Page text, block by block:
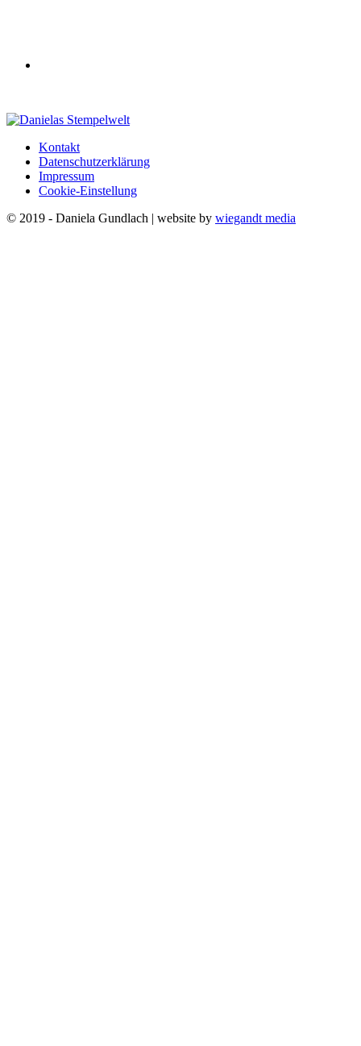
Kontakt
Datenschutzerklärung
Impressum
Cookie-Einstellung
© 2019 - Daniela Gundlach | website by wiegandt media